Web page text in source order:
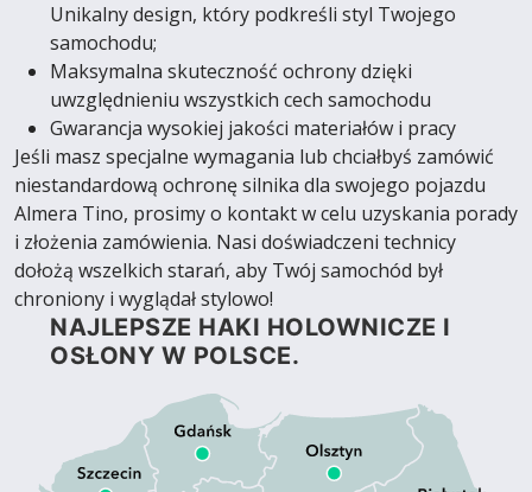
Unikalny design, który podkreśli styl Twojego
samochodu;
Maksymalna skuteczność ochrony dzięki
uwzględnieniu wszystkich cech samochodu
Gwarancja wysokiej jakości materiałów i pracy
Jeśli masz specjalne wymagania lub chciałbyś zamówić
niestandardową ochronę silnika dla swojego pojazdu
Almera Tino, prosimy o kontakt w celu uzyskania porady
i złożenia zamówienia. Nasi doświadczeni technicy
dołożą wszelkich starań, aby Twój samochód był
chroniony i wyglądał stylowo!
NAJLEPSZE HAKI HOLOWNICZE I
OSŁONY W POLSCE.